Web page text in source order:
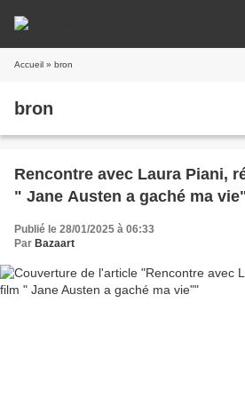
Accueil » bron
bron
Rencontre avec Laura Piani,
" Jane Austen a gaché ma
Publié le 28/01/2025 à 06:33
Par Bazaart